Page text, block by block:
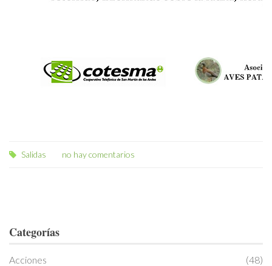
Salidas no hay comentarios
Categorías
Acciones (48)